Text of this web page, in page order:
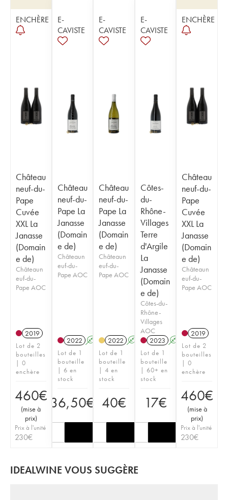
ENCHÈRE
Château
neuf-du-
Pape
Cuvée
XXL La
Janasse
(Domain
e de)
Châteaun
euf-du-
Pape AOC
2019
Lot de 2
bouteilles
| 0
enchère
460€
(mise à
prix)
Prix à l'unité
230€
E-
CAVISTE
Château
neuf-du-
Pape La
Janasse
(Domain
e de)
Châteaun
euf-du-
Pape AOC
2022 A
Lot de 1
bouteille
| 6 en
stock
36,50€
E-
CAVISTE
Château
neuf-du-
Pape La
Janasse
(Domain
e de)
Châteaun
euf-du-
Pape AOC
2022 A
Lot de 1
bouteille
| 4 en
stock
40€
E-
CAVISTE
Côtes-
du-
Rhône-
Villages
Terre
d'Argile
La
Janasse
(Domain
e de)
Côtes-du-
Rhône-
Villages
AOC
2023 A
Lot de 1
bouteille
| 60+ en
stock
17€
ENCHÈRE
Château
neuf-du-
Pape
Cuvée
XXL La
Janasse
(Domain
e de)
Châteaun
euf-du-
Pape AOC
2019
Lot de 2
bouteilles
| 0
enchère
460€
(mise à
prix)
Prix à l'unité
230€
IDEALWINE VOUS SUGGÈRE